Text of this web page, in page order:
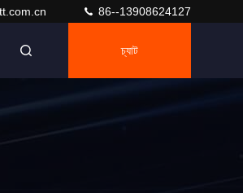
86--13908624127
চ্যাট